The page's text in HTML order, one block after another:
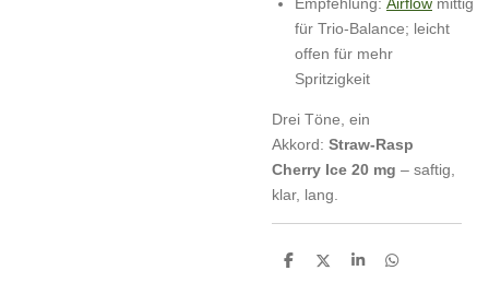
für Trio-Balance; leicht
offen für mehr
Spritzigkeit
Drei Töne, ein
Akkord: Straw-Rasp
Cherry Ice 20 mg – saftig,
klar, lang.
T
T
T
T